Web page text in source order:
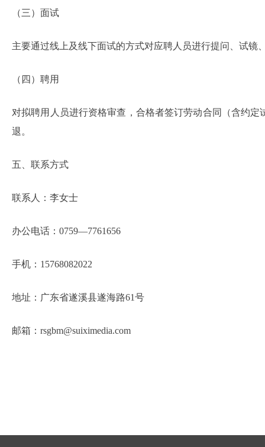
（三）面试
主要通过线上及线下面试的方式对应聘人员进行提问、试镜
（四）聘用
对拟聘用人员进行资格审查，合格者签订劳动合同（含约
退。
五、联系方式
联系人：李女士
办公电话：0759—7761656
手机：15768082022
地址：广东省遂溪县遂海路61号
邮箱：rsgbm@suiximedia.com